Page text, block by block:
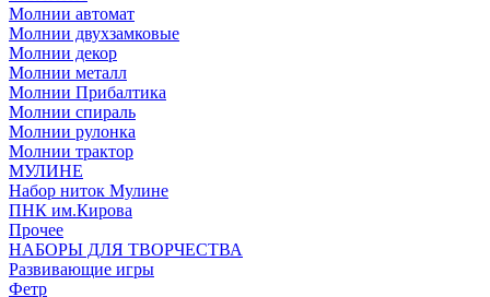
Молнии автомат
Молнии двухзамковые
Молнии декор
Молнии металл
Молнии Прибалтика
Молнии спираль
Молнии рулонка
Молнии трактор
МУЛИНЕ
Набор ниток Мулине
ПНК им.Кирова
Прочее
НАБОРЫ ДЛЯ ТВОРЧЕСТВА
Развивающие игры
Фетр